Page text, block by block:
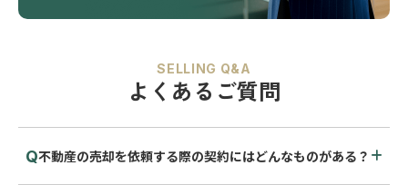
SELLING Q&A
よくあるご質問
不動産の売却を依頼する際の契約にはどんなものがある？